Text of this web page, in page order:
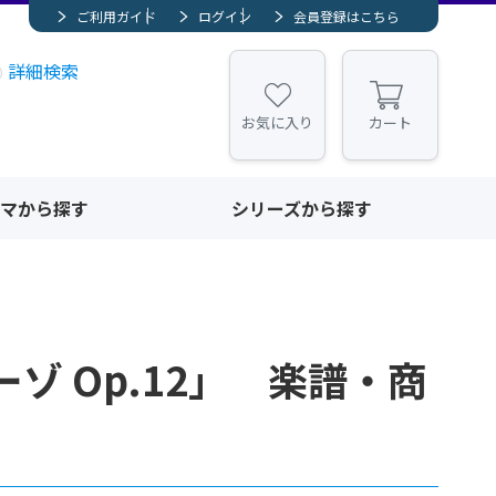
ご利用ガイド ログイン 会員登録はこちら
詳細検索
お気に入り カート
から探す シリーズから探す
ゾ Op.12」 楽譜・商